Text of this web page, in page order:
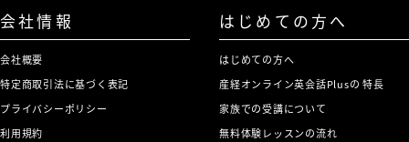
会社情報
会社概要
特定商取引法に基づく表記
プライバシーポリシー
利用規約
はじめての方へ
はじめての方へ
産経オンライン英会話Plusの 特長
家族での受講について
無料体験レッスンの流れ